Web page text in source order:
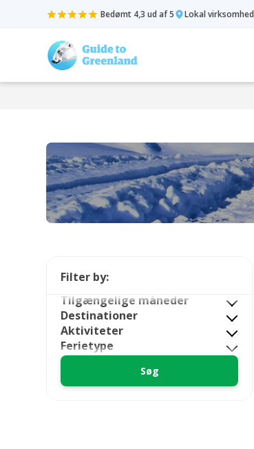
Bedømt 4,3 ud af 5 Lokal virksomhed
Filter by:
Tilgængelige måneder
Destinationer
Aktiviteter
Ferietype